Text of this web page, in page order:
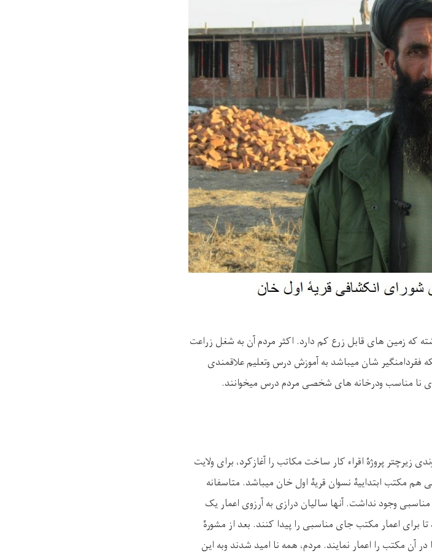
که زمین های قابل زرع کم دارد. اکثر مردم آن به شغل زراعت
فقردامنگیر شان میباشد به آموزش درس وتعلیم علاقمندی
نا مناسب ودرخانه های شخصی مردم درس میخوانند.
ملی میثاق شهروندی زیرچتر پروژۀ اقراء کار ساخت مکاتب را آغازکرد، برای ولایت
جمله یکی هم مکتب ابتداییۀ نسوان قریۀ اول خان میباشد. متاسفانه
وجود نداشت. آنها سالیان درازی به آرزوی اعمار یک
برای اعمار مکتب جای مناسبی را پیدا کنند. بعد از مشورۀ
آن مکتب را اعمار نمایند. مردم، همه نا امید شدند وبه این